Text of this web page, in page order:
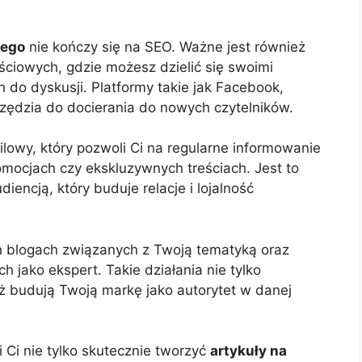
nie kończy się na SEO. Ważne jest również
gdzie możesz dzielić się swoimi
dyskusji. Platformy takie jak Facebook,
do docierania do nowych czytelników.
który pozwoli Ci na regularne informowanie
czy ekskluzywnych treściach. Jest to
który buduje relacje i lojalność
związanych z Twoją tematyką oraz
jako ekspert. Takie działania nie tylko
budują Twoją markę jako autorytet w danej
nie tylko skutecznie tworzyć artykuły na